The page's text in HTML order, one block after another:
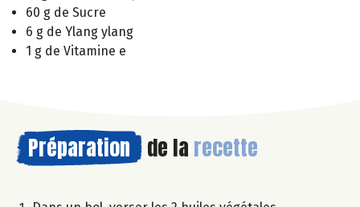
60 g de Sucre
6 g de Ylang ylang
1 g de Vitamine e
Préparation de la recette